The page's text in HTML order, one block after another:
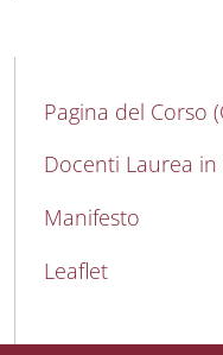
MAIN
Pagina del Corso
Docenti Laurea in
Manifesto
Leaflet